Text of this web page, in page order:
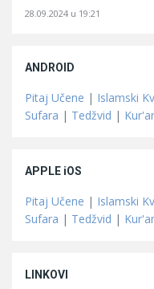
28.09.2024 u 19:21
ANDROID
Pitaj Učene | Islamski
Sufara | Tedžvid |
APPLE iOS
Pitaj Učene | Islamski
Sufara | Tedžvid |
LINKOVI